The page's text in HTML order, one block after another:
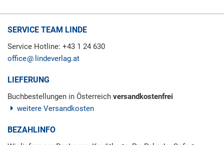
SERVICE TEAM LINDE
Service Hotline: +43 1 24 630
office
lindeverlag.at
LIEFERUNG
Buchbestellungen in Österreich versandkostenfrei
weitere Versandkosten
BEZAHLINFO